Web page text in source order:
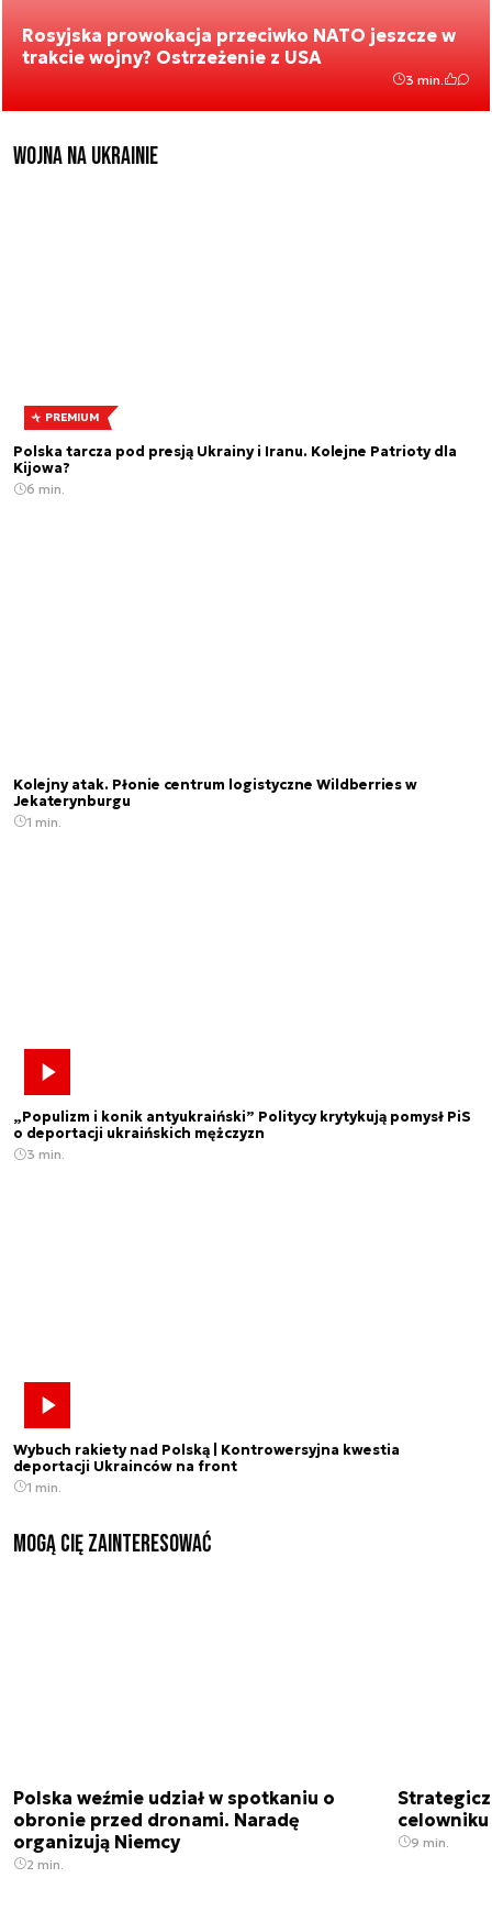
Rosyjska prowokacja przeciwko NATO jeszcze w
trakcie wojny? Ostrzeżenie z USA
3 min.
Wojna na Ukrainie
PREMIUM
Polska tarcza pod presją Ukrainy i Iranu. Kolejne Patrioty dla
Kijowa?
6 min.
Kolejny atak. Płonie centrum logistyczne Wildberries w
Jekaterynburgu
1 min.
„Populizm i konik antyukraiński” Politycy krytykują pomysł PiS
o deportacji ukraińskich mężczyzn
3 min.
Wybuch rakiety nad Polską | Kontrowersyjna kwestia
deportacji Ukrainców na front
1 min.
Mogą Cię zainteresować
Polska weźmie udział w spotkaniu o
obronie przed dronami. Naradę
organizują Niemcy
2 min.
9 min.